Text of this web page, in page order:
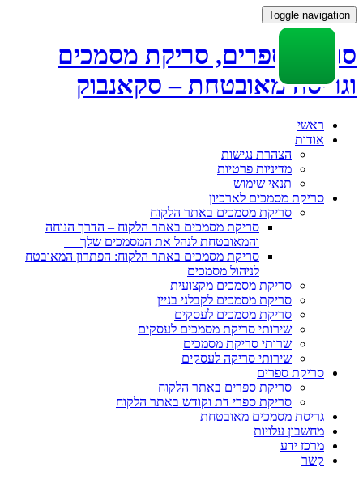
Toggle navigation
סריקת ספרים, סריקת מסמכים
וגריסה מאובטחת – סקאנבוק
Skip
ראשי
אודות
הצהרת נגישות
מדיניות פרטיות
תנאי שימוש
סריקת מסמכים לארכיון
סריקת מסמכים באתר הלקוח
סריקת מסמכים באתר הלקוח – הדרך הנוחה
והמאובטחת לנהל את המסמכים שלך
סריקת מסמכים באתר הלקוח: הפתרון המאובטח
לניהול מסמכים
סריקת מסמכים מקצועית
סריקת מסמכים לקבלני בניין
סריקת מסמכים לעסקים
שירותי סריקת מסמכים לעסקים
שרותי סריקת מסמכים
שירותי סריקה לעסקים
סריקת ספרים
סריקת ספרים באתר הלקוח
סריקת ספרי דת וקודש באתר הלקוח
גריסת מסמכים מאובטחת
מחשבון עלויות
מרכז ידע
קשר